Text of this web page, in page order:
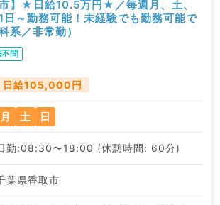
市】★日給10.5万円★／毎週月、土、
日～勤務可能！未経験でも勤務可能で
系／非常勤）
問
日給105,000円
月 土 日
勤:08:30〜18:00 (休憩時間: 60分)
葉県香取市